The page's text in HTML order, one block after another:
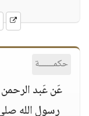
حكمــــــة
عَن عَبد
رسول الله